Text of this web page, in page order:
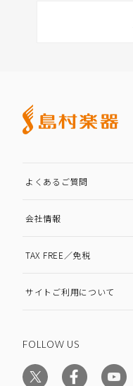
よくあるご質問
会社情報
TAX FREE／免税
サイトご利用について
FOLLOW US